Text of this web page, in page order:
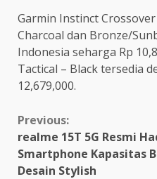
Garmin Instinct
Charcoal dan Bronze/
Indonesia seharga Rp
Tactical – Black tersedia
12,679,000.
Continue
Reading
Previous:
realme 15T 5G Resmi
Smartphone Kapasitas
Desain Stylish